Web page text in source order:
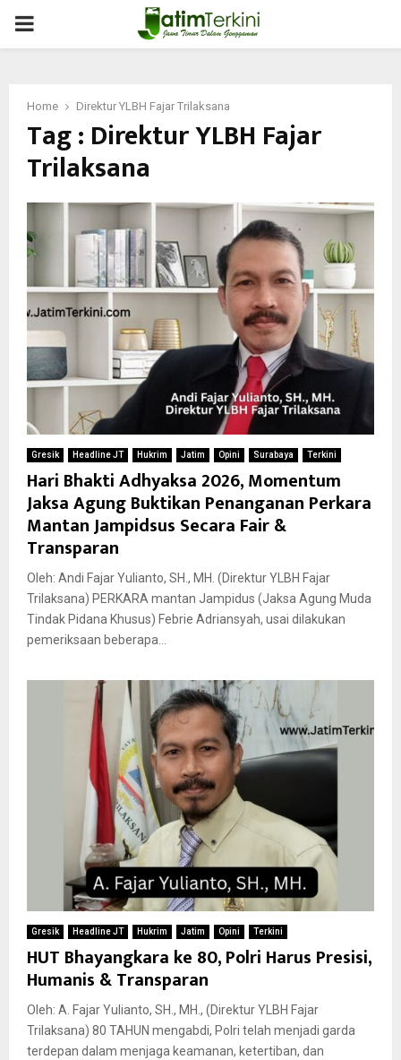
PRIMARY
Home Direktur YLBH Fajar Trilaksana
Tag : Direktur YLBH Fajar
Trilaksana
Gresik Headline JT Hukrim Jatim Opini Surabaya Terkini
Hari Bhakti Adhyaksa 2026, Momentum
Jaksa Agung Buktikan Penanganan Perkara
Mantan Jampidsus Secara Fair &
Transparan
Oleh: Andi Fajar Yulianto, SH., MH. (Direktur YLBH Fajar
Trilaksana) PERKARA mantan Jampidus (Jaksa Agung Muda
Tindak Pidana Khusus) Febrie Adriansyah, usai dilakukan
pemeriksaan beberapa...
Gresik Headline JT Hukrim Jatim Opini Terkini
HUT Bhayangkara ke 80, Polri Harus Presisi,
Humanis & Transparan
Oleh: A. Fajar Yulianto, SH., MH., (Direktur YLBH Fajar
Trilaksana) 80 TAHUN mengabdi, Polri telah menjadi garda
terdepan dalam menjaga keamanan, ketertiban, dan